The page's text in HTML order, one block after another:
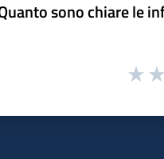
sono chiare le